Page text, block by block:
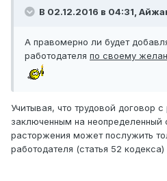
В 02.12.2016 в 04:31,
А правомерно ли будет
работодателя по своему
Учитывая, что трудовой договор
заключенным на неопределенный
расторжения может послужить
работодателя (статья 52 кодекса)